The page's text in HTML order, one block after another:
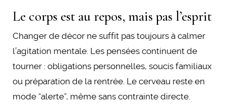
Le corps est au repos, mais pas l’esprit
Changer de décor ne suffit pas toujours à calmer
l’agitation mentale. Les pensées continuent de
tourner : obligations personnelles, soucis familiaux
ou préparation de la rentrée. Le cerveau reste en
mode “alerte”, même sans contrainte directe.